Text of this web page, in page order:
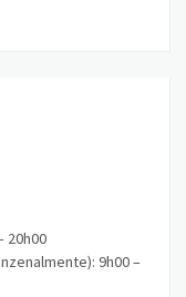
20h00
9h00 –